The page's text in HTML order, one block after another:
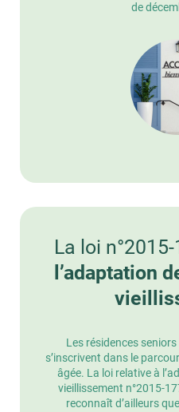
de
La loi
l’adaptation
Les résidences
s’inscrivent dans le
âgée. La loi relative à
vieillissement n°2015-
reconnaît d’ailleurs